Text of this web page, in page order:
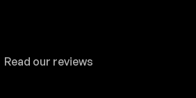
Read our reviews